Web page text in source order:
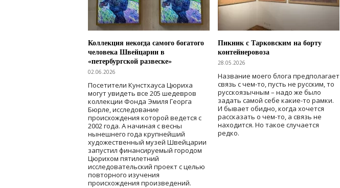
Коллекция некогда самого богатого
человека Швейцарии в
«петербургской развеске»
02.06.2026
Посетители Кунстхауса Цюриха
могут увидеть все 205 шедевров
коллекции Фонда Эмиля Георга
Бюрле, исследование
происхождения которой ведется с
2002 года. А начиная с весны
нынешнего года крупнейший
художественный музей Швейцарии
запустил финансируемый городом
Цюрихом пятилетний
исследовательский проект с целью
повторного изучения
происхождения произведений.
Пикник с Тарковским на борту
контейнеровоза
28.05.2026
Название моего блога предполагает
связь с чем-то, пусть не русским, то
русскоязычным – надо же было
задать самой себе какие-то рамки.
И бывает обидно, когда хочется
рассказать о чем-то, а связь не
находится. Но такое случается
редко.